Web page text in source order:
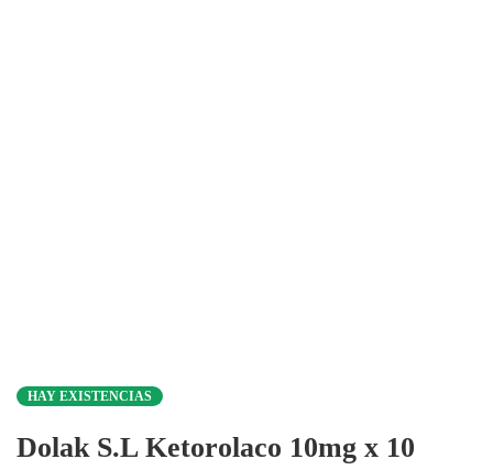
HAY EXISTENCIAS
Dolak S.L Ketorolaco 10mg x 10